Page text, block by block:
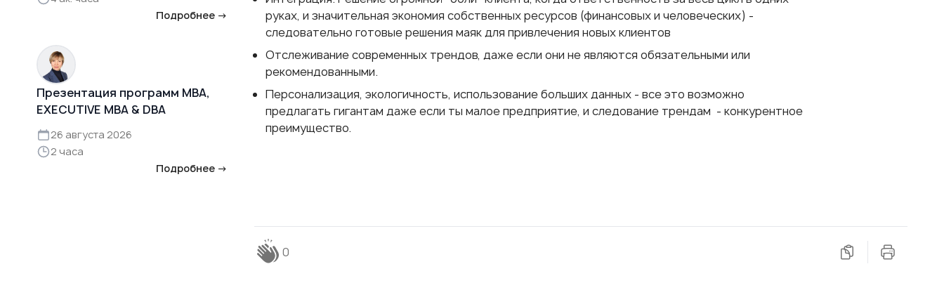
руках, и значительная экономия собственных ресурсов (финансовых и человеческих) -
следовательно готовые решения маяк для привлечения новых клиентов
Отслеживание современных трендов, даже если они не являются обязательными или
рекомендованными.
Персонализация, экологичность, использование больших данных - все это возможно
предлагать гигантам даже если ты малое предприятие, и следование трендам - конкурентное
преимущество.
Подробнее →
Презентация программ MBA,
EXECUTIVE MBA & DBA
26 августа 2026
2 часа
Подробнее →
0